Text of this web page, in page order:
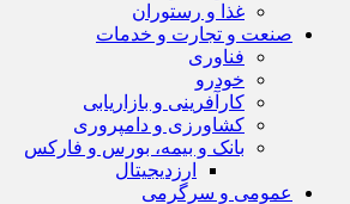
غذا و رستوران
صنعت و تجارت و خدمات
فناوری
خودرو
کارآفرینی و بازاریابی
کشاورزی و دامپروری
بانک و بیمه، بورس و فارکس
ارزدیجیتال
عمومی و سرگرمی